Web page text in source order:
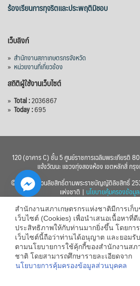
ร้องเรียนการทุจริตและประพฤติมิชอบ
เว็บลิงก์
» สำนักงานสภาเกษตรกรจังหวัด
» หน่วยงานที่เกี่ยวข้อง
สถิติผู้ใช้งานเว็บไซต์
» Total :2036867
» Today :695
120 (อาคาร C) ชั้น 5 ศูนย์ราชการเฉลิมพระเกียรติ
แจ้งวัฒนะ แขวงทุ่งสองห้อง เขตหลักสี่ กรุ
© 2560 สงวนลิขสิทธิ์ตามพระราชบัญญัติลิขสิทธิ์
แห่งชาติ | นโยบายคุ้มครองข้อมู
สำนักงานสภาเกษตรกรแห่งชาติมีการเก็
เว็บไซต์ (Cookies) เพื่อนำเสนอเนื้อหาที่
ประสิทธิภาพให้กับท่านมากยิ่งขึ้น โดยกา
เว็บไซต์นี้ถือว่าท่านได้อนุญาต และยอมรั
ตามนโยบายการใช้คุ้กกี้ของสำนักงานสภ
ชาติ โดยสามารถศึกษารายละเอียดจาก
นโยบายการคุ้มครองข้อมูลส่วนบุคคล
Hide
chaty